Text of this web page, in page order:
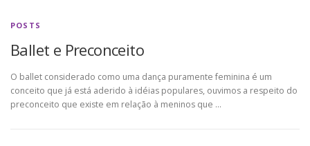
POSTS
Ballet e Preconceito
O ballet considerado como uma dança puramente feminina é um
conceito que já está aderido à idéias populares, ouvimos a respeito do
preconceito que existe em relação à meninos que …